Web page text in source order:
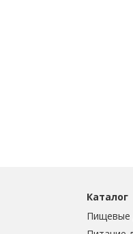
Каталог
Пищевые